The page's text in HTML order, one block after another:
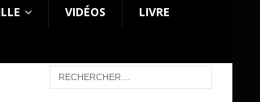
VIDÉOS LIVRE